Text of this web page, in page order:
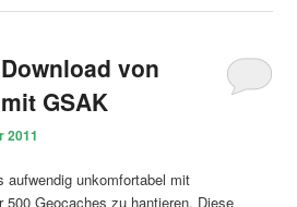
von
GSAK
2011
unkomfortabel mit
Geocaches zu hantieren. Diese